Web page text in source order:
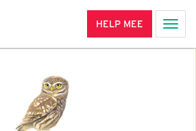
HELP MEE